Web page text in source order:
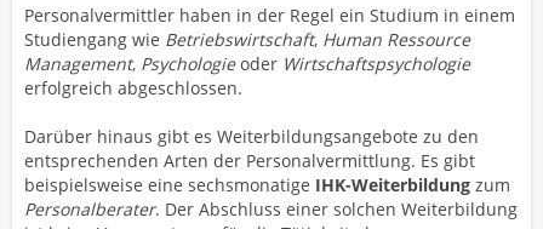
Personalvermittler haben in der Regel ein Studium in einem
Studiengang wie Betriebswirtschaft, Human Ressource
Management, Psychologieoder Wirtschaftspsychologie
erfolgreich abgeschlossen.
Darüber hinaus gibt es Weiterbildungsangebote zu den
entsprechenden Arten der Personalvermittlung. Es gibt
beispielsweise eine sechsmonatige IHK-Weiterbildung zum
Personalberater. Der Abschluss einer solchen Weiterbildung